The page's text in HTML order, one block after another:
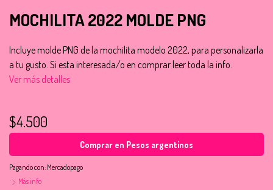
MOCHILITA 2022 MOLDE PNG
Incluye molde PNG de la mochilita modelo 2022, para personalizarla
a tu gusto. Si esta interesada/o en comprar leer toda la info.
Ver más detalles
$4.500
Comprar en Pesos argentinos
Pagando con: Mercadopago
Más info